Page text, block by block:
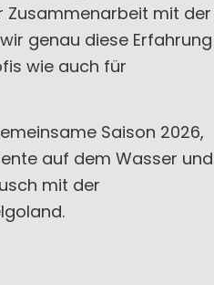
Zusammenarbeit mit der
genau diese Erfahrung
wie auch für
Saison 2026,
auf dem Wasser und
mit der